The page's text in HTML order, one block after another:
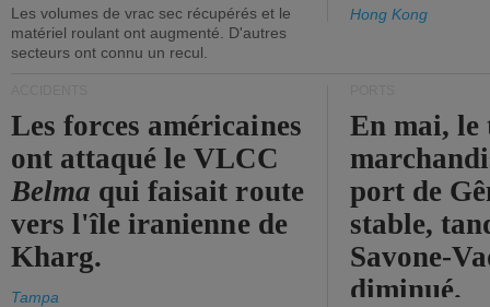
Les volumes de vrac sec récupérés et le
matériel roulant ont augmenté. D'autres
secteurs ont connu un recul.
Hong Kong
Les forces américaines
ont attaqué le VLCC
Belma qui faisait route
vers l'île iranienne de
Kharg.
Tampa
En mai, le
port de
stable,
Savone-
diminué.